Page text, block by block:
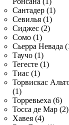
Сантадер (1)
Севилья (1)
Сиджес (2)
Сомо (1)
Сьерра Невада
Таучо (1)
Тегесте (1)
Тиас (1)
Торвискас
(1)
Торревьеха (6)
Тосса де Мар (2)
Хавея (4)